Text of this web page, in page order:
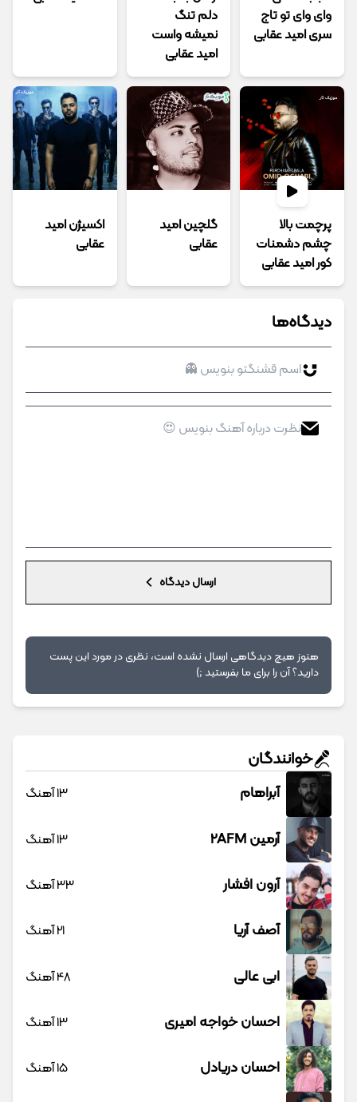
وای وای تو تاج
سری امید عقابی
دلم تنگ
نمیشه واست
امید عقابی
پرچمت بالا
چشم دشمنات
کور امید عقابی
گلچین امید
عقابی
اکسیژن امید
عقابی
دیدگاه‌ها
ارسال دیدگاه
هنوز هیچ دیدگاهی ارسال نشده است، نظری در مورد این پست
دارید؟ آن را برای ما بفرستید ;)
خوانندگان
آبراهام 13 آهنگ
آرمین 2AFM 13 آهنگ
آرون افشار 33 آهنگ
آصف آریا 21 آهنگ
ابی عالی 48 آهنگ
احسان خواجه امیری 13 آهنگ
احسان دریادل 15 آهنگ